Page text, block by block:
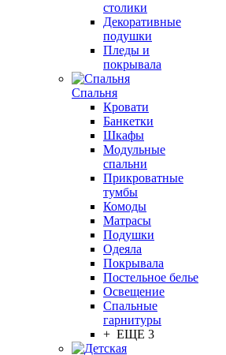
столики
Декоративные
подушки
Пледы и
покрывала
Спальня
Кровати
Банкетки
Шкафы
Модульные
спальни
Прикроватные
тумбы
Комоды
Матрасы
Подушки
Одеяла
Покрывала
Постельное белье
Освещение
Спальные
гарнитуры
+ ЕЩЕ 3